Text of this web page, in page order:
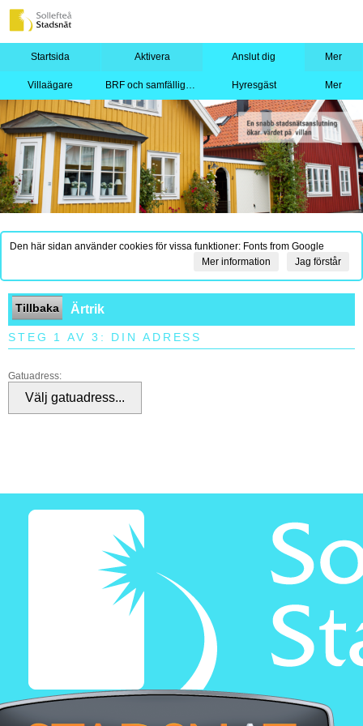
Startsida Aktivera Anslut dig Mer
Villaägare BRF och samfällighet Hyresgäst Mer
Den här sidan använder cookies för vissa funktioner: Fonts from Google
Jag förstår
Mer information
Tillbaka Ärtrik
STEG 1 AV 3: DIN ADRESS
Gatuadress: